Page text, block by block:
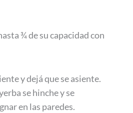
¾ de su capacidad con
y dejá que se asiente.
se hinche y se
en las paredes.